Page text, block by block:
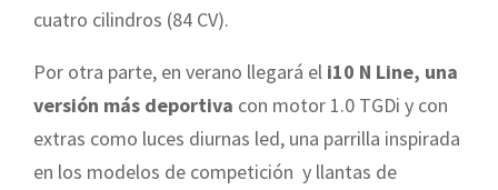
cuatro cilindros (84 CV).
Por otra parte, en verano llegará el i10 N Line, una
versión más deportiva con motor 1.0 TGDi y con
extras como luces diurnas led, una parrilla inspirada
en los modelos de competición y llantas de